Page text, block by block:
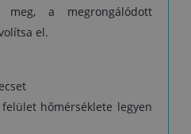
a megrongálódott
el.
hőmérséklete legyen